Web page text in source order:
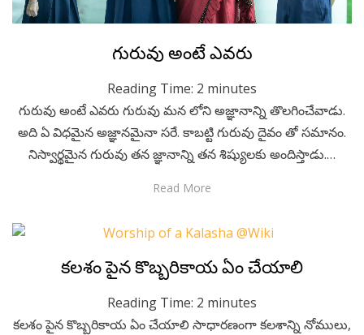
Posted
on
January 4, 2023
Telugu
గురువు అంటే ఎవరు
Reading Time: 2 minutes
గురువు అంటే ఎవరు గురువు మన లోని అజ్ఞానాన్ని తొలగించేవాడు.
అది ఏ విధమైన అజ్ఞానమైనా సరే. కాబట్టి గురువు దైవం తో సమానం.
నిస్వార్థమైన గురువు తన జ్ఞానాన్ని తన శిష్యులకు అందిస్తాడు.…
Read More
Posted
on
December 27, 2022
Telugu
కలశం పైన కొబ్బరికాయ ఏం చేయాలి
Reading Time: 2 minutes
కలశం పైన కొబ్బరికాయ ఏం చేయాలి సాధారణంగా కలశాన్ని నోములు,